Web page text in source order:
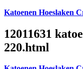
Katoenen Hoeslaken
12011631
220.html